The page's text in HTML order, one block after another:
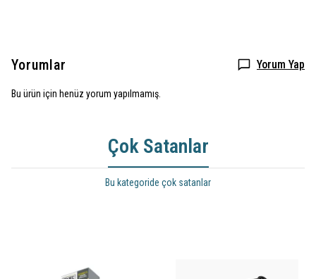
Yorumlar Yorum Yap
Bu ürün için henüz yorum yapılmamış.
Çok Satanlar
Bu kategoride çok satanlar